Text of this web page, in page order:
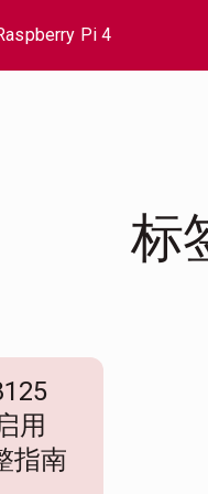
Pi 4
标
用
指南